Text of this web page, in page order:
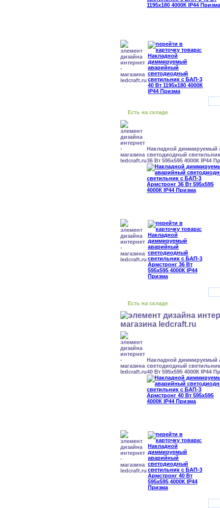
Есть на складе
Накладной диммируемый
светодиодный
36 Вт 595x595 4000К IP44
Есть на складе
Накладной диммируемый
светодиодный
40 Вт 595x595 4000К IP44